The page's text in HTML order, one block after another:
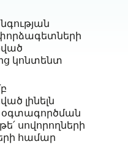
կոնտենտ
լինելն
օգտագործման
սովորողների
համար